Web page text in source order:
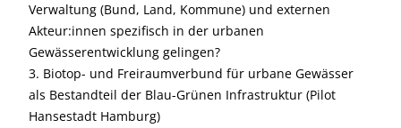
Verwaltung (Bund, Land, Kommune) und externen
Akteur:innen spezifisch in der urbanen
Gewässerentwicklung gelingen?
3. Biotop- und Freiraumverbund für urbane Gewässer
als Bestandteil der Blau-Grünen Infrastruktur (Pilot
Hansestadt Hamburg)